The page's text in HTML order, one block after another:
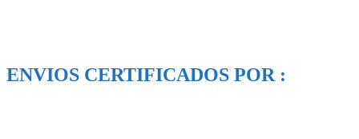
ENVIOS CERTIFICADOS POR :